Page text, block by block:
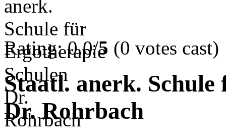
Rating: 0.0/5 (0 votes cast)
Staatl. anerk.
Dr. Rohrbach